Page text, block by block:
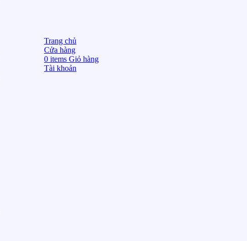
Trang chủ
Cửa hàng
0 items Giỏ hàng
Tài khoản